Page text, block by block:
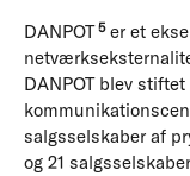
DANPOT5er et
DANPOT blev
salgsselskaber af
og 21